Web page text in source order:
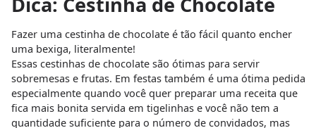
Fazer uma cestinha de chocolate é tão fácil quanto encher
uma bexiga, literalmente!
Essas cestinhas de chocolate são ótimas para servir
sobremesas e frutas. Em festas também é uma ótima pedida
especialmente quando você quer preparar uma receita que
fica mais bonita servida em tigelinhas e você não tem a
quantidade suficiente para o número de convidados, mas